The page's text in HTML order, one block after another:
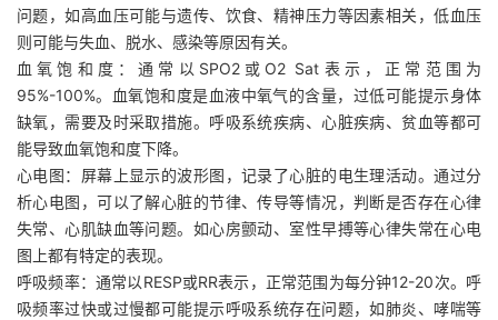
问题，如高血压可能与遗传、饮食、精神压力等因素相关，低血压
则可能与失血、脱水、感染等原因有关。
血氧饱和度：通常以SPO2或O2 Sat表示，正常范围为
95%-100%。血氧饱和度是血液中氧气的含量，过低可能提示身体
缺氧，需要及时采取措施。呼吸系统疾病、心脏疾病、贫血等都可
能导致血氧饱和度下降。
心电图：屏幕上显示的波形图，记录了心脏的电生理活动。通过分
析心电图，可以了解心脏的节律、传导等情况，判断是否存在心律
失常、心肌缺血等问题。如心房颤动、室性早搏等心律失常在心电
图上都有特定的表现。
呼吸频率：通常以RESP或RR表示，正常范围为每分钟12-20次。呼
吸频率过快或过慢都可能提示呼吸系统存在问题，如肺炎、哮喘等